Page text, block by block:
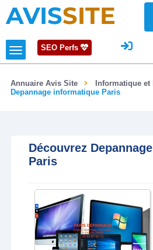
AVISSITE
SEO Perfs
Annuaire Avis Site
Informatique
Depannage informatique Paris
Découvrez
Paris